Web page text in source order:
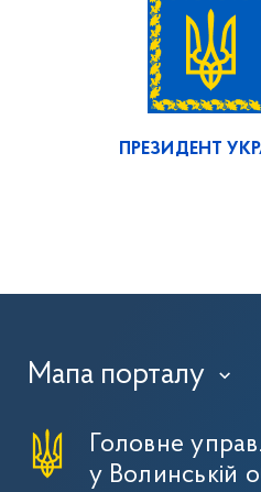
ПРЕЗИДЕНТ
Мапа порталу ›
Головне
у Волинській